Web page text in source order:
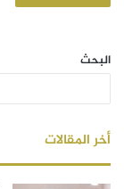
البحث
أخر المقالات